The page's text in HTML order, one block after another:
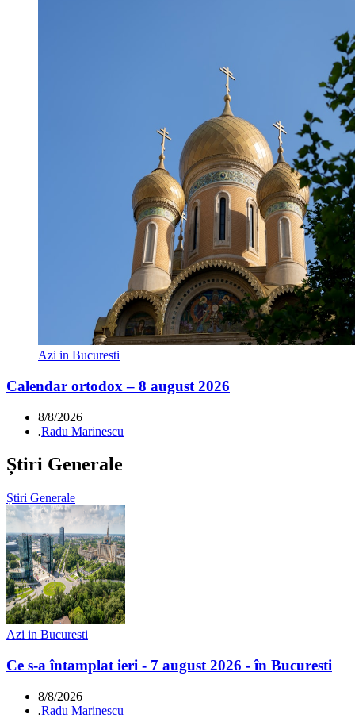
Azi in Bucuresti
Calendar ortodox – 8 august 2026
8/8/2026
.Radu Marinescu
Știri Generale
Știri Generale
Azi in Bucuresti
Ce s-a întamplat ieri - 7 august 2026 - în Bucuresti
8/8/2026
.Radu Marinescu